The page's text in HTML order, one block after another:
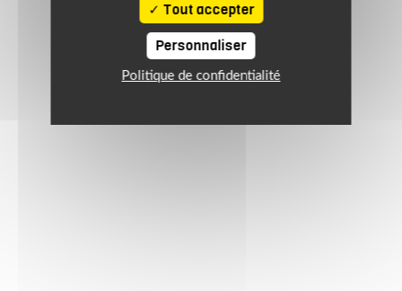
Tout accepter
Personnaliser
Politique de confidentialité